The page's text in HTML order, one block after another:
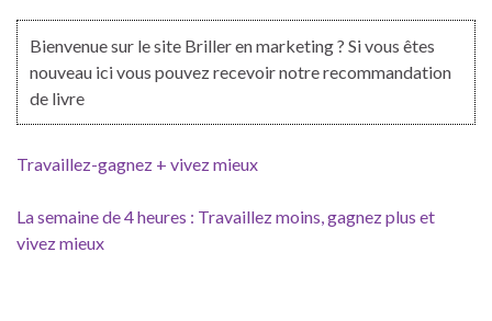
Bienvenue sur le site Briller en marketing ? Si vous êtes
nouveau ici vous pouvez recevoir notre recommandation
de livre
Travaillez-gagnez + vivez mieux
La semaine de 4 heures : Travaillez moins, gagnez plus et
vivez mieux